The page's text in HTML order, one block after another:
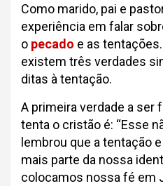
Como marido, pai e
experiência em falar
o pecado e as
existem três verdades
ditas à tentação.
A primeira verdade a ser
tenta o cristão é: “Esse
lembrou que a tentação
mais parte da nossa
colocamos nossa fé em